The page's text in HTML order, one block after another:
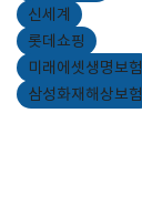
신세계
롯데쇼핑
미래에셋생명보험
삼성화재해상보험